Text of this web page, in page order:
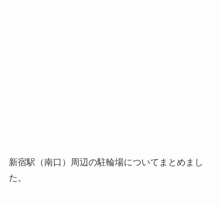
新宿駅（南口）周辺の駐輪場についてまとめまし
た。